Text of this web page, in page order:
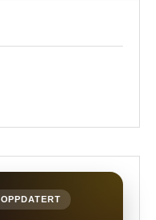
OPPDATERT